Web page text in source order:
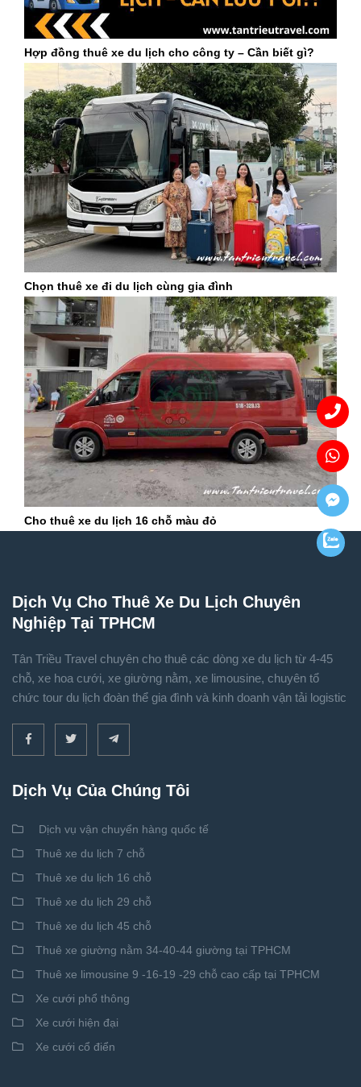
Hợp đồng thuê xe du lịch cho công ty – Cần biết gì?
Chọn thuê xe đi du lịch cùng gia đình
Cho thuê xe du lịch 16 chỗ màu đỏ
Dịch Vụ Cho Thuê Xe Du Lịch Chuyên
Nghiệp Tại TPHCM
Tân Triều Travel chuyên cho thuê các dòng xe du lịch từ 4-45
chỗ, xe hoa cưới, xe giường nằm, xe limousine, chuyên tổ
chức tour du lịch đoàn thể gia đình và kinh doanh vận tải logistic
Dịch Vụ Của Chúng Tôi
Dịch vụ vận chuyển hàng quốc tế
Thuê xe du lịch 7 chỗ
Thuê xe du lịch 16 chỗ
Thuê xe du lịch 29 chỗ
Thuê xe du lịch 45 chỗ
Thuê xe giường nằm 34-40-44 giường tại TPHCM
Thuê xe limousine 9 -16-19 -29 chỗ cao cấp tại TPHCM
Xe cưới phổ thông
Xe cưới hiện đại
Xe cưới cổ điển